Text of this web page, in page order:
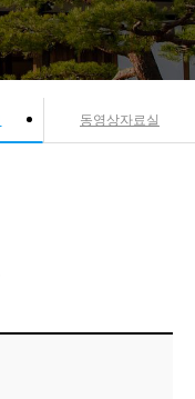
동영상자료실